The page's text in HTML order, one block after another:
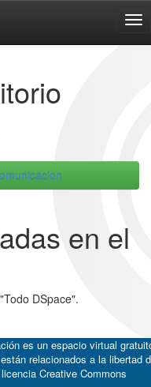
en el
DSpace".
es un espacio virtual
relacionados a la libertad
Creative Commons